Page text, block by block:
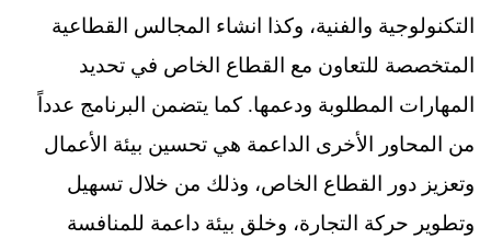
التكنولوجية والفنية، وكذا انشاء المجالس القطاعية
المتخصصة للتعاون مع القطاع الخاص في تحديد
المهارات المطلوبة ودعمها. كما يتضمن البرنامج عدداً
من المحاور الأخرى الداعمة هي تحسين بيئة الأعمال
وتعزيز دور القطاع الخاص، وذلك من خلال تسهيل
وتطوير حركة التجارة، وخلق بيئة داعمة للمنافسة